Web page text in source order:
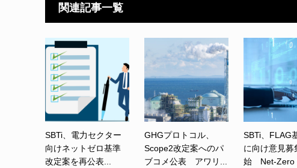
関連記事一覧
SBTi、電力セクター
向けネットゼロ基準
改定案を再公表...
GHGプロトコル、
Scope2改定案へのパ
ブコメ公表 アワリ...
SBTi、FLAG
に向け意見募
始 Net-Zero